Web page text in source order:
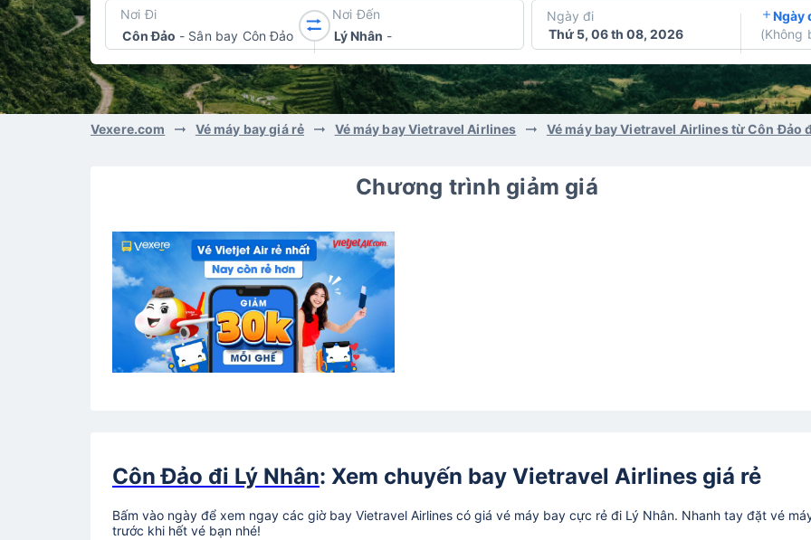
Nơi Đi
Côn Đảo - Sân bay Côn Đảo
Nơi Đến
Lý Nhân -
Ngày đi
Thứ 5, 06 th 08, 2026
Ngày
(Không
Vexere.com Vé máy bay giá rẻ Vé máy bay Vietravel Airlines Vé máy bay Vietravel Airlines từ Côn Đảo
Chương trình giảm giá
Côn Đảo đi Lý Nhân: Xem chuyến bay Vietravel Airlines giá rẻ
Bấm vào ngày để xem ngay các giờ bay Vietravel Airlines có giá vé máy bay cực rẻ đi Lý Nhân. Nhanh tay đặt vé
trước khi hết vé bạn nhé!